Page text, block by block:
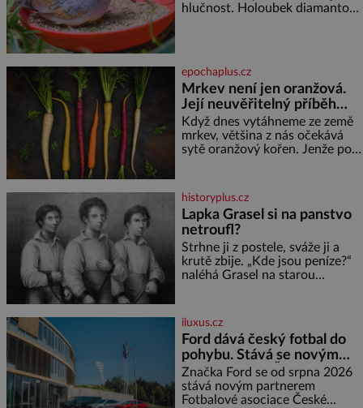
Oddělte žloutky od bílků.
vznikl hladký
hlučnost. Holoubek diamantový
chovatele začátečníky. Jedná
se o nenáročného klidného
ptáčka, který většinu dne jen
posedává. Hodně času tráví na
zemi, kde sbírá zbytky semínek
Jeho domovinou je prakticky
celá Austrálie s výjimkou
pobřežní oblasti.
epochaplus.cz
Mrkev není jen oranžová.
Její neuvěřitelný příběh
začíná fialovou barvou
Když dnes vytáhneme ze země
mrkev, většina z nás očekává
sytě oranžový kořen. Jenže po
oranžová. Je fialová, žlutá, bílá,
někdy dokonce téměř černá. Až
díky stovkám let pečlivého
šlechtění se z ní stává zelenina,
bez které si českou zahradu ani
nedokážeme představit. Její
příběh je
historyplus.cz
Lapka Grasel si na panstvo
netroufl?
Strhne ji z postele, sváže ji a
krutě zbije. „Kde jsou peníze?“
naléhá Grasel na starou
nemůže, protože žádné nemá,
spokojí se lupič s několika
měďáky a štůčky látky. Zraněná
žena pár dní nato umírá. Je to
muž nebývale krutý. Jeho činy
budí hrůzu ještě dlouho po jeho
smrti
iluxus.cz
Ford dává český fotbal do
pohybu. Stává se novým
partnerem FAČR
Značka Ford se od srpna 2026
stává novým partnerem
Fotbalové asociace České